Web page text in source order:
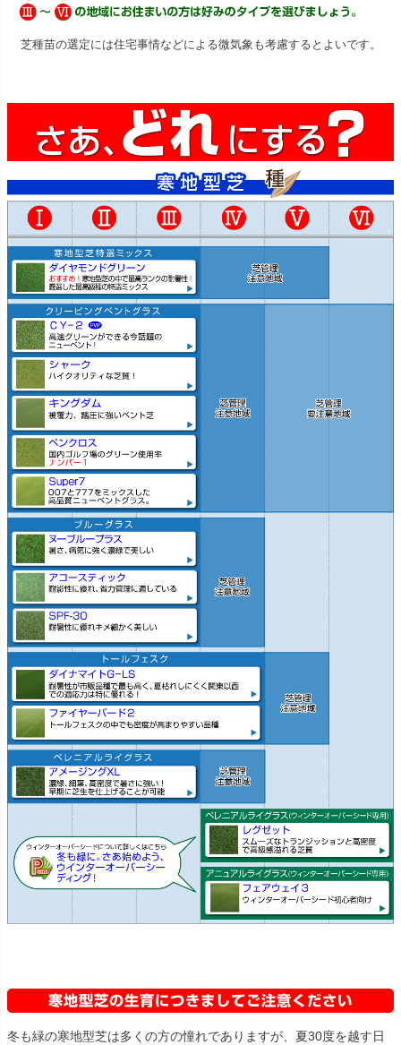
芝種苗の選定には住宅事情などによる微気象も考慮するとよいです。
冬も緑の寒地型芝は多くの方の憧れでありますが、夏30度を越す日